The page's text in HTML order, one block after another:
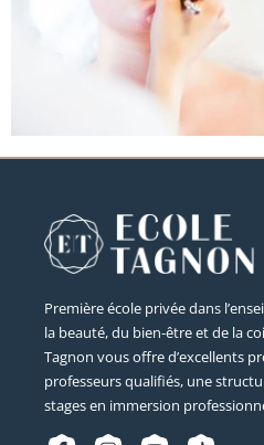
Première école privée dans
la beauté, du bien-être et de la
Tagnon vous offre d’excellents
professeurs qualifiés, une
stages en immersion